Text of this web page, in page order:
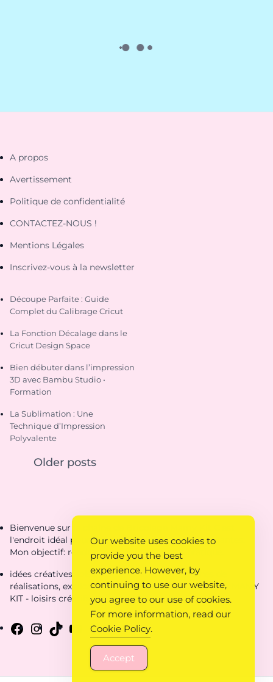
A propos
Avertissement
Politique de confidentialité
CONTACTEZ-NOUS !
Mentions Légales
Inscrivez-vous à la newsletter
Découpe Parfaite : Guide
Complet du Calibrage Cricut
La Fonction Décalage dans le
Cricut Design Space
Bien débuter dans l’impression
3D avec Bambu Studio •
Formation
La Sublimation : Une
Technique d’Impression
Polyvalente
Older posts
Bienvenue sur la chaîne de Bricolage Mamy Kit C'est
l'endroit idéal pour découvrir des créations étonnantes.
Mon objectif: rendre ta vie de parent plus pratique.
idées créatives, loisirs créatifs, coloriages, fiches de
réalisations, explications, idées pour loisirs créatifs - MAMY
KIT - loisirs créatifs
Our website uses cookies to
provide you the best
experience. However, by
continuing to use our website,
you agree to our use of cookies.
For more information, read our
Cookie Policy.
Accept